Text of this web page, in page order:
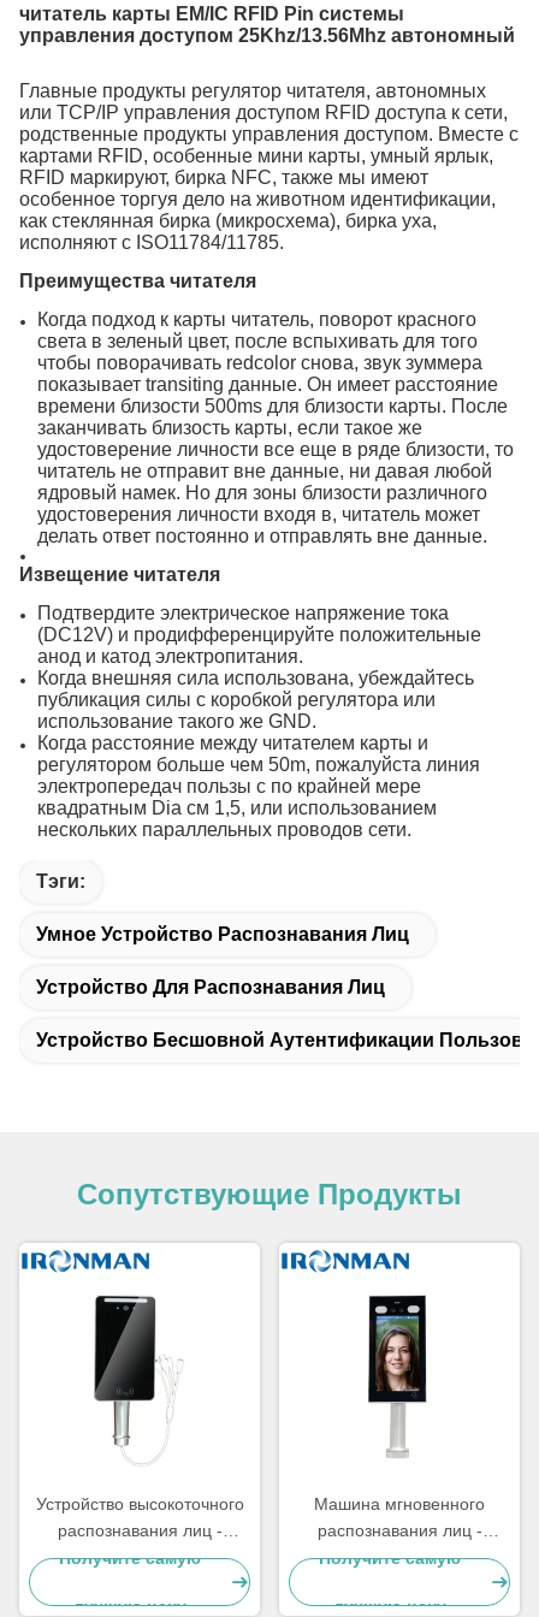
читатель карты EM/IC RFID Pin системы
управления доступом 25Khz/13.56Mhz автономный
Главные продукты регулятор читателя, автономных
или TCP/IP управления доступом RFID доступа к сети,
родственные продукты управления доступом. Вместе с
картами RFID, особенные мини карты, умный ярлык,
RFID маркируют, бирка NFC, также мы имеют
особенное торгуя дело на животном идентификации,
как стеклянная бирка (микросхема), бирка уха,
исполняют с ISO11784/11785.
Преимущества читателя
Когда подход к карты читатель, поворот красного
света в зеленый цвет, после вспыхивать для того
чтобы поворачивать redcolor снова, звук зуммера
показывает transiting данные. Он имеет расстояние
времени близости 500ms для близости карты. После
заканчивать близость карты, если такое же
удостоверение личности все еще в ряде близости, то
читатель не отправит вне данные, ни давая любой
ядровый намек. Но для зоны близости различного
удостоверения личности входя в, читатель может
делать ответ постоянно и отправлять вне данные.
Извещение читателя
Подтвердите электрическое напряжение тока
(DC12V) и продифференцируйте положительные
анод и катод электропитания.
Когда внешняя сила использована, убеждайтесь
публикация силы с коробкой регулятора или
использование такого же GND.
Когда расстояние между читателем карты и
регулятором больше чем 50m, пожалуйста линия
электропередач пользы с по крайней мере
квадратным Dia см 1,5, или использованием
нескольких параллельных проводов сети.
Тэги:
Умное Устройство Распознавания Лиц
Устройство Для Распознавания Лиц
Устройство Бесшовной Аутентификации
Сопутствующие Продукты
Устройство высокоточного
распознавания лиц -
безопасное и надежное
доступа
Получите самую
лучшую цену
Машина мгновенного
распознавания лиц -
быстрая и точная для
Получите самую
лучшую цену